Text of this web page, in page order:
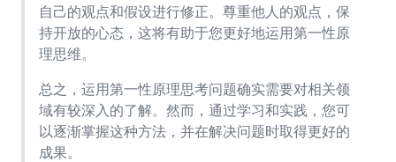
自己的观点和假设进行修正。尊重他人的观点，保
持开放的心态，这将有助于您更好地运用第一性原
理思维。
总之，运用第一性原理思考问题确实需要对相关领
域有较深入的了解。然而，通过学习和实践，您可
以逐渐掌握这种方法，并在解决问题时取得更好的
成果。